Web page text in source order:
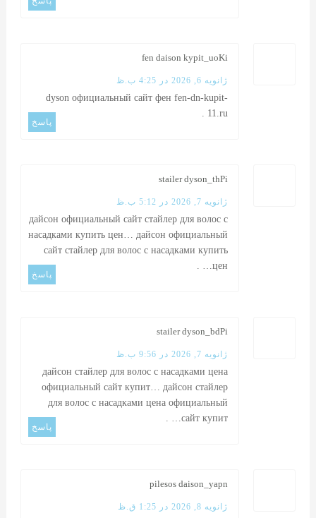
fen daison kypit_uoKi
ژانویه 6, 2026 در 4:25 ب.ظ
dyson официальный сайт фенfen-dn-kupit-
11.ru
.
پاسخ
stailer dyson_thPi
ژانویه 7, 2026 در 5:12 ب.ظ
дайсон официальный сайт стайлер для волос с
насадками купить цен…дайсон официальный
сайт стайлер для волос с насадками купить
цен…
.
پاسخ
stailer dyson_bdPi
ژانویه 7, 2026 در 9:56 ب.ظ
дайсон стайлер для волос с насадками цена
официальный сайт купит…дайсон стайлер
для волос с насадками цена официальный
сайт купит…
.
پاسخ
pilesos daison_yapn
ژانویه 8, 2026 در 1:25 ق.ظ